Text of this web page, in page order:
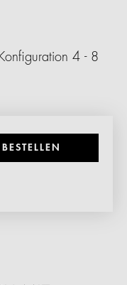
4 - 8